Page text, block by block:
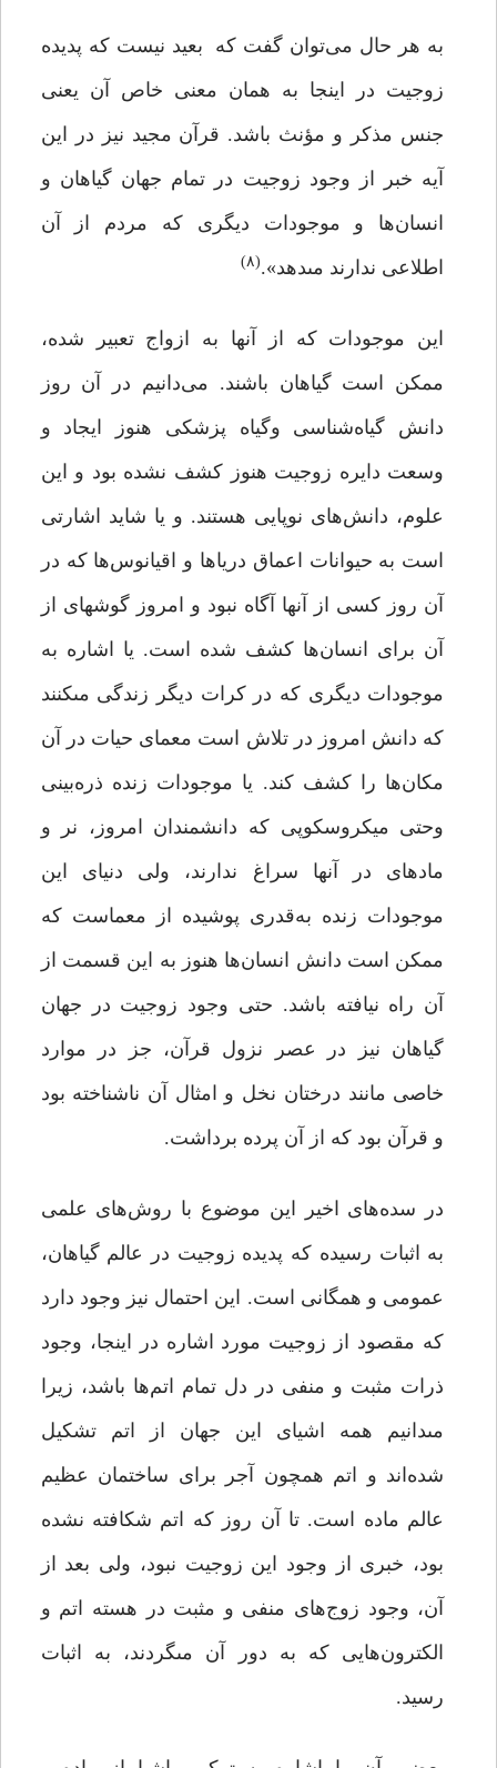
به هر حال می‌توان گفت که بعید نیست که پدیده
زوجیت در اینجا به همان معنى خاص آن یعنى
جنس مذکر و مؤنث باشد. قرآن مجید نیز در این
آیه خبر از وجود زوجیت در تمام جهان گیاهان و
انسان‌ها و موجودات دیگرى که مردم از آن
اطلاعى ندارند مى‏دهد».(۸)
این موجودات که از آنها به ازواج تعبیر شده،
ممکن است گیاهان باشند. می‌دانیم در آن روز
دانش گیاه‌شناسی وگیاه پزشکی هنوز ایجاد و
وسعت دایره زوجیت هنوز کشف نشده بود و این
علوم، دانش‌های نوپایی‌ هستند. و یا شاید اشارتی
است به حیوانات اعماق دریاها و اقیانوس‌ها که در
آن روز کسى از آنها آگاه نبود و امروز گوشه‏اى از
آن براى انسان‌ها کشف شده است. یا اشاره به
موجودات دیگرى که در کرات دیگر زندگى مى‏کنند
که دانش امروز در تلاش است معمای حیات در آن
مکان‌ها را کشف کند. یا موجودات زنده ذره‌بینى
وحتی میکروسکوپی که دانشمندان امروز، نر و
ماده‏اى در آنها سراغ ندارند، ولى دنیاى این
موجودات زنده به‌قدری پوشیده از معماست که
ممکن است دانش انسان‌ها هنوز به این قسمت از
آن راه نیافته باشد. حتى وجود زوجیت در جهان
گیاهان نیز در عصر نزول قرآن، جز در موارد
خاصى مانند درختان نخل و امثال آن ناشناخته بود
و قرآن بود که از آن پرده برداشت.
در سده‌های اخیر این موضوع با روش‌های علمى
به اثبات رسیده که پدیده زوجیت در عالم گیاهان،
عمومى و همگانى است. این احتمال نیز وجود دارد
که مقصود از زوجیت مورد اشاره در اینجا، وجود
ذرات مثبت و منفى در دل تمام اتم‌ها باشد، زیرا
مى‏دانیم همه اشیای این جهان از اتم تشکیل
شده‌اند و اتم همچون آجر براى ساختمان عظیم
عالم ماده است. تا آن روز که اتم شکافته نشده
بود، خبرى از وجود این زوجیت نبود، ولى بعد از
آن، وجود زوج‌هاى منفى و مثبت در هسته اتم و
الکترون‌هایى که به دور آن مى‏گردند، به اثبات
رسید.